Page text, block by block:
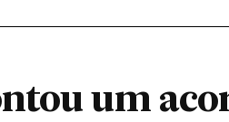
um